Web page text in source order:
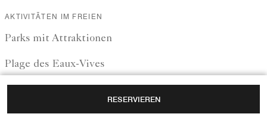
RESERVIEREN
AKTIVITÄTEN IM FREIEN
Parks mit Attraktionen
Plage des Eaux-Vives
Kinderbauernhof La Gavotte